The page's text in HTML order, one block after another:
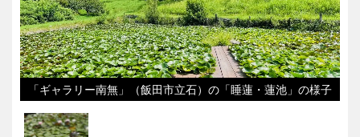
「ギャラリー南無」（飯田市立石）の「睡蓮・蓮池」の様子